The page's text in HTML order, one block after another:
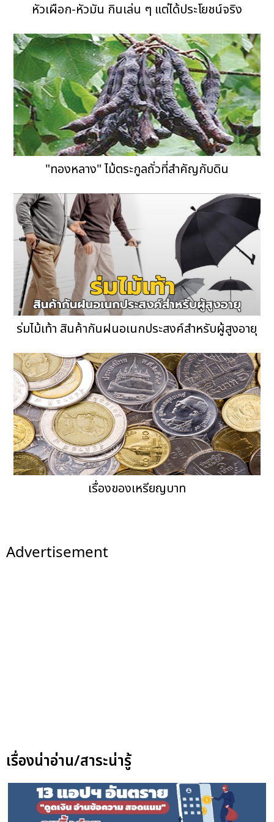
หัวเผือก-หัวมัน กินเล่น ๆ แต่ได้ประโยชน์จริง
"ทองหลาง" ไม้ตระกูลถั่วที่สำคัญกับดิน
ร่มไม้เท้า สินค้ากันฝนอเนกประสงค์สำหรับผู้สูงอายุ
เรื่องของเหรียญบาท
Advertisement
เรื่องน่าอ่าน/สาระน่ารู้